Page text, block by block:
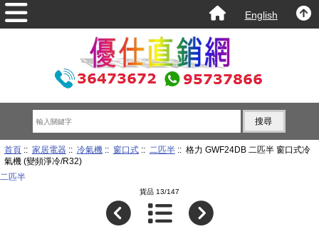
English
首頁:: 家居電器:: 冷氣機:: 窗口式:: 二匹半:: 格力 GWF24DB 二匹半 窗口式冷
氣機 (變頻淨冷/R32)
二匹半
貨品 13/147